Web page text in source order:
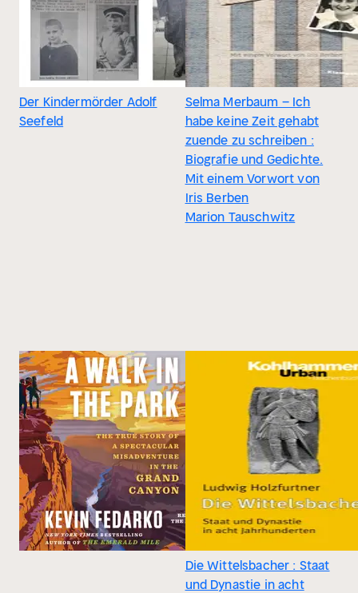
Der Kindermörder Adolf
Seefeld
Selma Merbaum – Ich
habe keine Zeit gehabt
zuende zu schreiben :
Biografie und Gedichte.
Mit einem Vorwort von
Iris Berben
Marion Tauschwitz
Die Wittelsbacher : Staat
und Dynastie in acht